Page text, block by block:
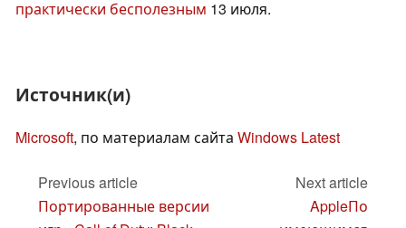
практически бесполезным 13 июля.
Источник(и)
Microsoft, по материалам сайта Windows Latest
Previous article
Портированные версии
Next article
AppleПо